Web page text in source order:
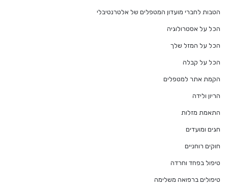
הטבות לחברי מועדון המטפלים של אלטרנטיבלי
הכל על אסטרולוגיה
הכל על המזל שלך
הכל על קבלה
הקמת אתר למטפלים
הריון ולידה
התאמת מזלות
חגים ומועדים
חוקים רוחניים
טיפול בפחד וחרדה
טיפולים ברפואה משלימה